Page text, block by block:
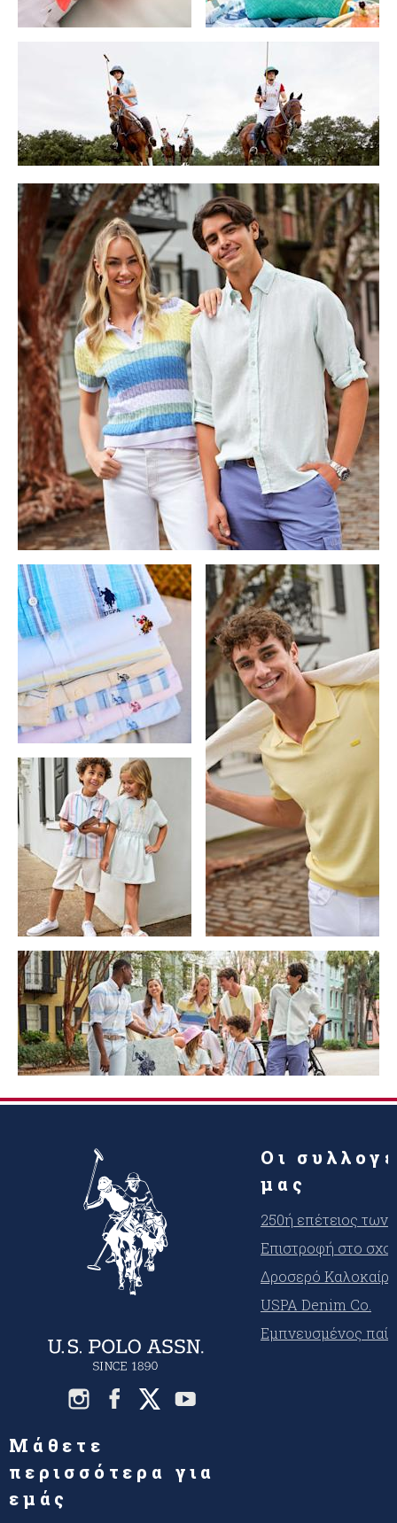
Οι
μας
250ή επέτειος
Επιστροφή στο
Δροσερό Καλοκαίρι
USPA Denim Co.
Εμπνευσμένος
Μάθετε
περισσότερα για
εμάς